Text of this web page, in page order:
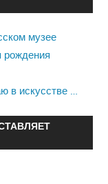
музее
рождения
в искусстве …